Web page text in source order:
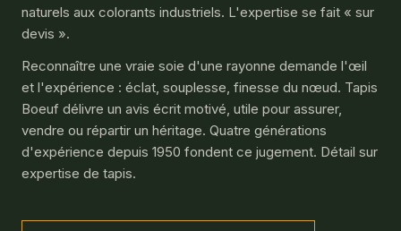
naturels aux colorants industriels. L'expertise se fait « sur
devis ».
Reconnaître une vraie soie d'une rayonne demande l'œil
et l'expérience : éclat, souplesse, finesse du nœud. Tapis
Boeuf délivre un avis écrit motivé, utile pour assurer,
vendre ou répartir un héritage. Quatre générations
d'expérience depuis 1950 fondent ce jugement. Détail sur
expertise de tapis.